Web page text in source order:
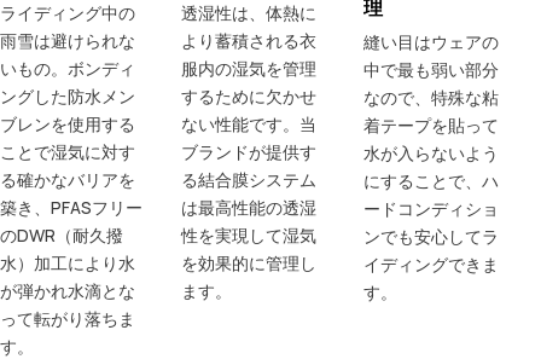
ライディング中の
雨雪は避けられな
いもの。ボンディ
ングした防水メン
ブレンを使用する
ことで湿気に対す
る確かなバリアを
築き、PFASフリー
のDWR（耐久撥
水）加工により水
が弾かれ水滴とな
って転がり落ちま
す。
透湿性は、体熱に
より蓄積される衣
服内の湿気を管理
するために欠かせ
ない性能です。当
ブランドが提供す
る結合膜システム
は最高性能の透湿
性を実現して湿気
を効果的に管理し
ます。
理
縫い目はウェアの
中で最も弱い部分
なので、特殊な粘
着テープを貼って
水が入らないよう
にすることで、ハ
ードコンディショ
ンでも安心してラ
イディングできま
す。